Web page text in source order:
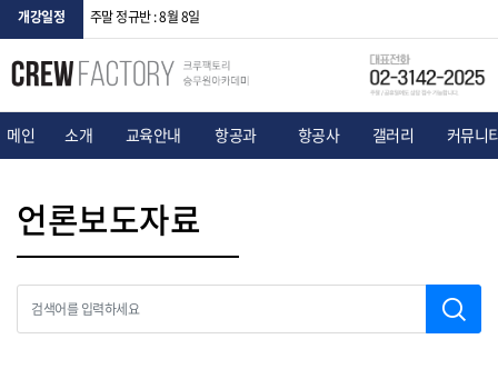
개강일정 주말 정규반 : 8월 8일
메인 소개 교육안내 항공과 항공사 갤러리 커뮤니
언론보도자료